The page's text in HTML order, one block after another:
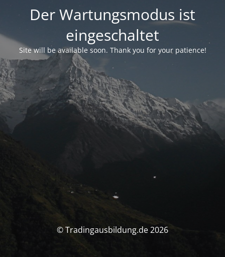
Der Wartungsmodus ist
eingeschaltet
Site will be available soon. Thank you for your patience!
© Tradingausbildung.de 2026